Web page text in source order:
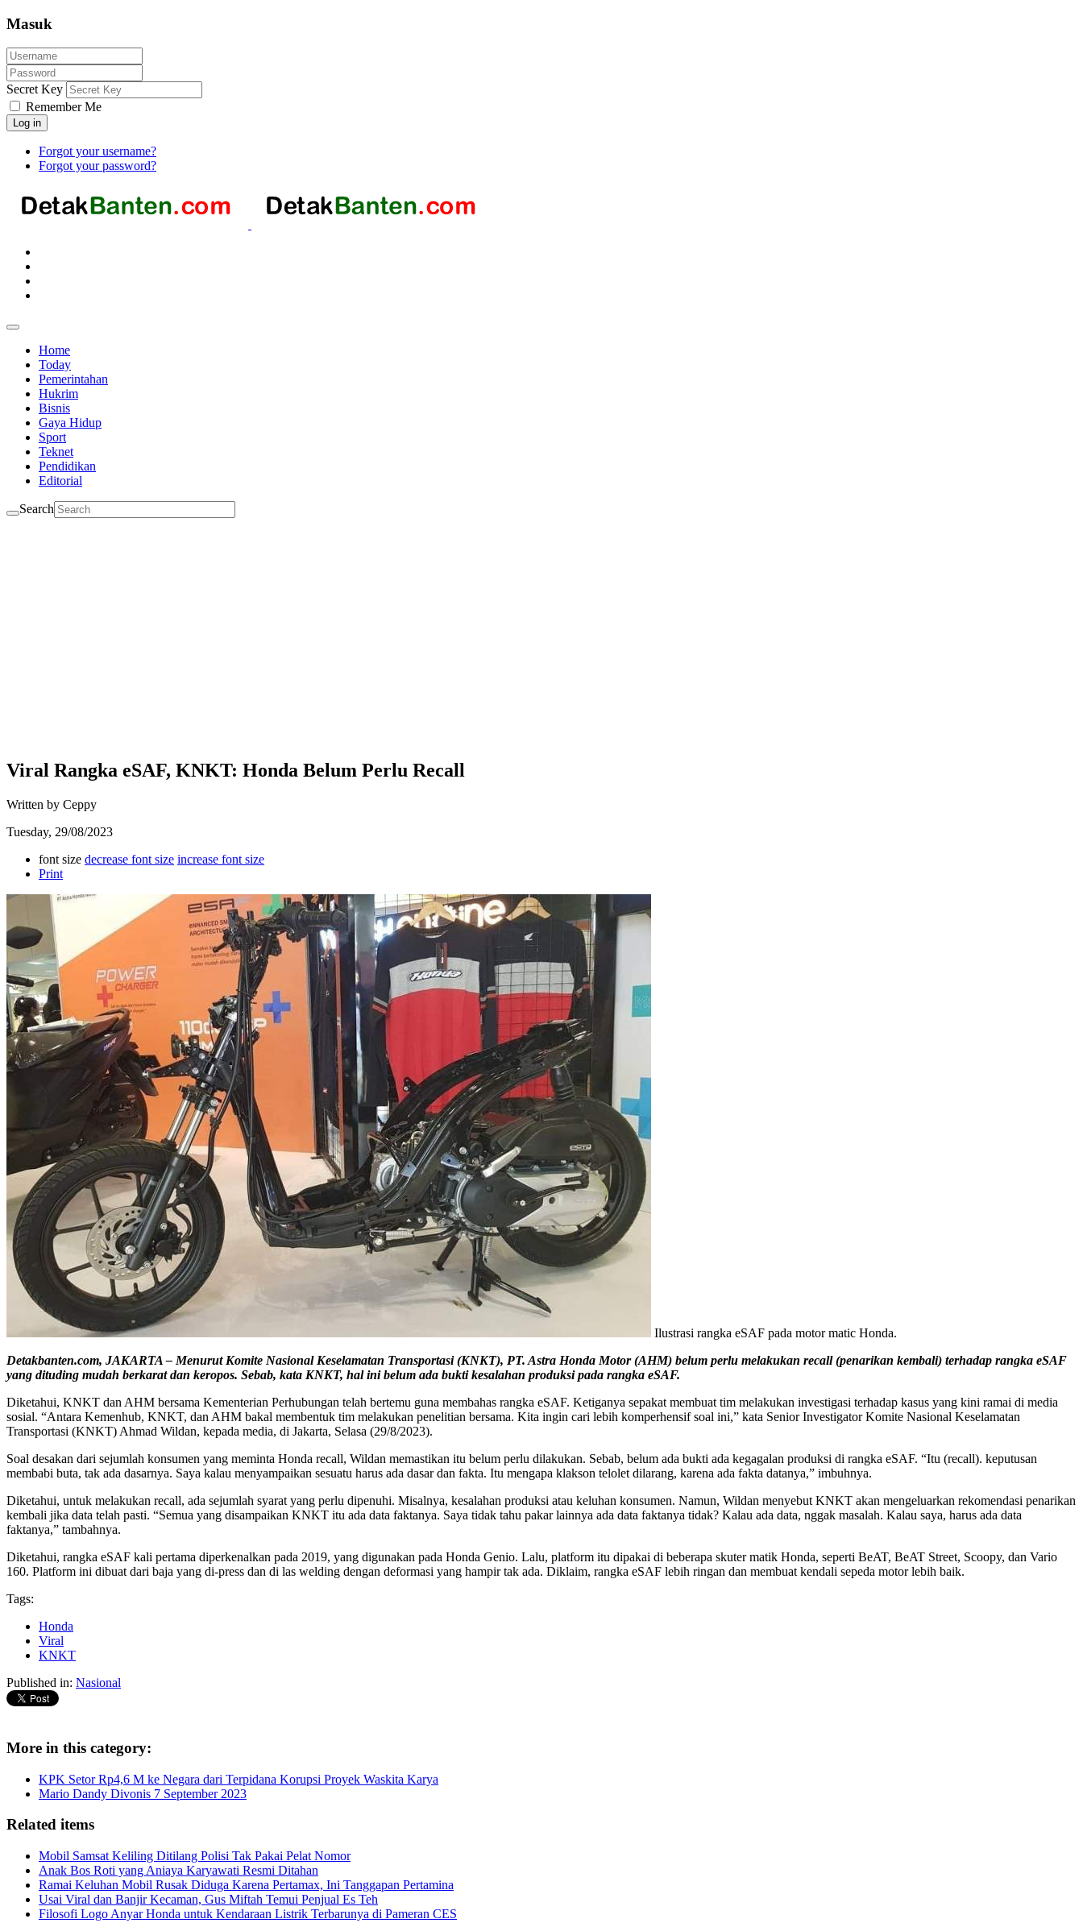
Masuk
Secret Key
Remember Me
Log in
Forgot your username?
Forgot your password?
Home
Today
Pemerintahan
Hukrim
Bisnis
Gaya Hidup
Sport
Teknet
Pendidikan
Editorial
Search
Viral Rangka eSAF, KNKT: Honda Belum Perlu Recall
Written by Ceppy
Tuesday, 29/08/2023
font size decrease font size increase font size
Print
Ilustrasi rangka eSAF pada motor matic Honda.
Detakbanten.com, JAKARTA – Menurut Komite Nasional Keselamatan Transportasi (KNKT), PT. Astra Honda Motor (AHM) belum perlu melakukan recall (penarikan kembali) terhadap rangka eSAF
yang dituding mudah berkarat dan keropos. Sebab, kata KNKT, hal ini belum ada bukti kesalahan produksi pada rangka eSAF.
Diketahui, KNKT dan AHM bersama Kementerian Perhubungan telah bertemu guna membahas rangka eSAF. Ketiganya sepakat membuat tim melakukan investigasi terhadap kasus yang kini ramai di media
sosial. “Antara Kemenhub, KNKT, dan AHM bakal membentuk tim melakukan penelitian bersama. Kita ingin cari lebih komperhensif soal ini,” kata Senior Investigator Komite Nasional Keselamatan
Transportasi (KNKT) Ahmad Wildan, kepada media, di Jakarta, Selasa (29/8/2023).
Soal desakan dari sejumlah konsumen yang meminta Honda recall, Wildan memastikan itu belum perlu dilakukan. Sebab, belum ada bukti ada kegagalan produksi di rangka eSAF. “Itu (recall). keputusan
membabi buta, tak ada dasarnya. Saya kalau menyampaikan sesuatu harus ada dasar dan fakta. Itu mengapa klakson telolet dilarang, karena ada fakta datanya,” imbuhnya.
Diketahui, untuk melakukan recall, ada sejumlah syarat yang perlu dipenuhi. Misalnya, kesalahan produksi atau keluhan konsumen. Namun, Wildan menyebut KNKT akan mengeluarkan rekomendasi penarikan
kembali jika data telah pasti. “Semua yang disampaikan KNKT itu ada data faktanya. Saya tidak tahu pakar lainnya ada data faktanya tidak? Kalau ada data, nggak masalah. Kalau saya, harus ada data
faktanya,” tambahnya.
Diketahui, rangka eSAF kali pertama diperkenalkan pada 2019, yang digunakan pada Honda Genio. Lalu, platform itu dipakai di beberapa skuter matik Honda, seperti BeAT, BeAT Street, Scoopy, dan Vario
160. Platform ini dibuat dari baja yang di-press dan di las welding dengan deformasi yang hampir tak ada. Diklaim, rangka eSAF lebih ringan dan membuat kendali sepeda motor lebih baik.
Tags:
Honda
Viral
KNKT
Published in: Nasional
More in this category:
KPK Setor Rp4,6 M ke Negara dari Terpidana Korupsi Proyek Waskita Karya
Mario Dandy Divonis 7 September 2023
Related items
Mobil Samsat Keliling Ditilang Polisi Tak Pakai Pelat Nomor
Anak Bos Roti yang Aniaya Karyawati Resmi Ditahan
Ramai Keluhan Mobil Rusak Diduga Karena Pertamax, Ini Tanggapan Pertamina
Usai Viral dan Banjir Kecaman, Gus Miftah Temui Penjual Es Teh
Filosofi Logo Anyar Honda untuk Kendaraan Listrik Terbarunya di Pameran CES